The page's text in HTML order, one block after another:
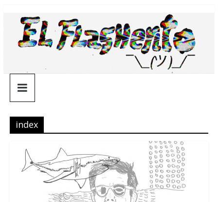
contenido
¯\_(ツ)_/
¯
index